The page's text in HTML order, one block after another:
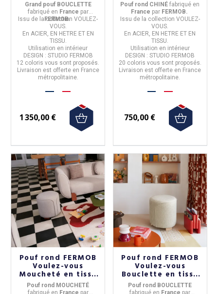
coloris
Grand pouf BOUCLETTE
fabriqué en France par
FERMOB.
Issu de la collection VOULEZ-
VOUS.
En ACIER, EN HETRE ET EN
TISSU.
Utilisation en intérieur
DESIGN : STUDIO FERMOB
12 coloris vous sont proposés.
Livraison est offerte en France
métropolitaine.
1 350,00 €
Pouf rond CHINÉfabriqué en
France par FERMOB.
Issu de la collection VOULEZ-
VOUS.
EnACIER, EN HETRE ET EN
TISSU.
Utilisation en intérieur
DESIGN : STUDIO FERMOB
20 coloris vous sont proposés.
Livraison est offerte en France
métropolitaine.
750,00 €
Pouf rond FERMOB
Voulez-vous
Moucheté en tissu
et métal - 12
coloris
Pouf rond MOUCHETÉ
fabriqué en France par
Pouf rond FERMOB
Voulez-vous
Bouclette en tissu
et métal - 12
coloris
Pouf rond BOUCLETTE
fabriqué en France par